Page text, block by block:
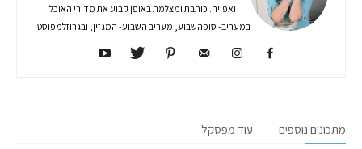
ואפייה. כותבת ומצלמת באופן קבוע את מדורי האוכל
במעריב- סופהשבוע, מעריב השבוע- המגזין, ובגרוזלמפוסט.
מתכונים נוספים עוד מפסקל